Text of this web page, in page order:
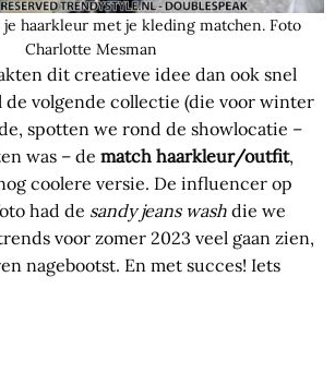
haarkleur met je kleding matchen. Foto
Charlotte Mesman
dit creatieve idee dan ook snel
de volgende collectie (die voor winter
spotten we rond de showlocatie –
was – dematch haarkleur/outfit,
coolere versie. De influencer op
had de sandy jeans wash die we
voor zomer 2023 veel gaan zien,
nagebootst. En met succes! Iets